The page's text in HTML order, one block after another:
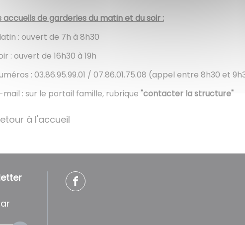
accueils de garderies du matin et du soir :
: ouvert de 7h à 8h30
: ouvert de 16h30 à 19h
: 03.86.95.99.01 / 07.86.01.75.08 (appel entre 8h30 et
: sur le portail famille, rubrique "contacter la structure"
à l'accueil